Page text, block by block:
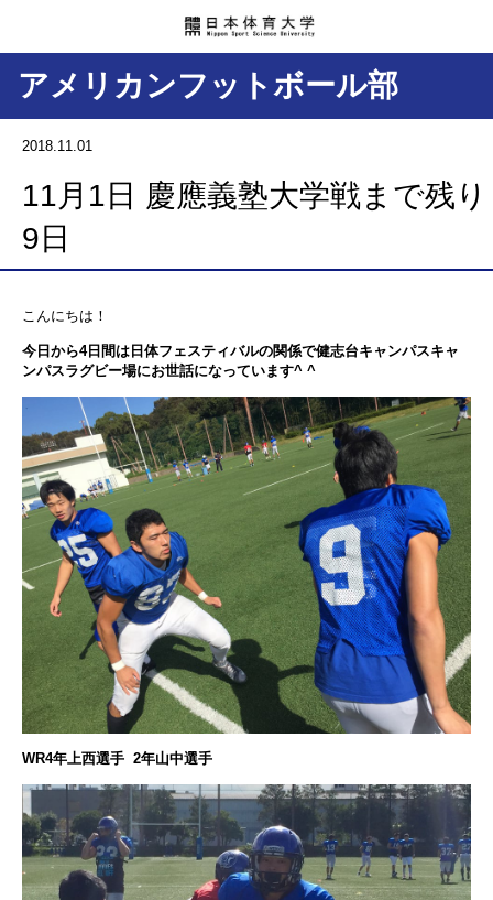
アメリカンフットボール部
2018.11.01
11月1日 慶應義塾大学戦まで残り
9日
こんにちは！
今日から4日間は日体フェスティバルの関係で健志台キャンパスキャ
ンパスラグビー場にお世話になっています^ ^
WR4年上西選手 2年山中選手